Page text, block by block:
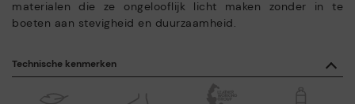
materialen die ze ongelooflijk licht maken zonder in te
boeten aan stevigheid en duurzaamheid.
Technische kenmerken